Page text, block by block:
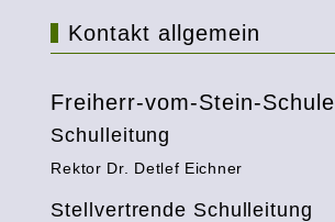
Kontakt allgemein
Freiherr-vom-Stein-Schule
Schulleitung
Rektor Dr. Detlef Eichner
Stellvertrende Schulleitung